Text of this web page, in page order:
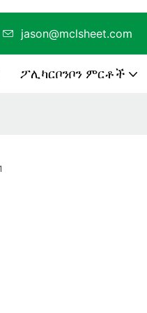
jason@mclsheet.com
ፖሊካርቦንቦን ምርቶች